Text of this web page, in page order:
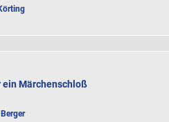
ein Märchenschloß